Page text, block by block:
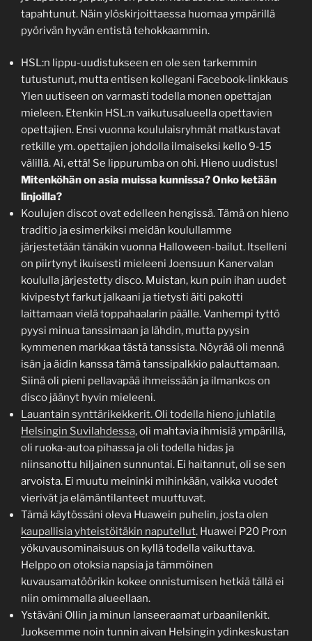
tapahtunut. Näin ylöskirjoittaessa huomaa ympärillä
pyörivän hyvän entistä tehokkaammin.
HSL:n lippu-uudistukseen en ole sen tarkemmin
tutustunut, mutta entisen kollegani Facebook-linkkaus
Ylen uutiseen on varmasti todella monen opettajan
mieleen. Etenkin HSL:n vaikutusalueella opettavien
opettajien. Ensi vuonna koululaisryhmät matkustavat
retkille ym. opettajien johdolla ilmaiseksi kello 9-15
välillä. Ai, että! Se lippurumba on ohi. Hieno uudistus!
Mitenköhän on asia muissa kunnissa? Onko ketään
linjoilla?
Koulujen discot ovat edelleen hengissä. Tämä on hieno
traditio ja esimerkiksi meidän koulullamme
järjestetään tänäkin vuonna Halloween-bailut. Itselleni
on piirtynyt ikuisesti mieleeni Joensuun Kanervalan
koululla järjestetty disco. Muistan, kun puin ihan uudet
kivipestyt farkut jalkaani ja tietysti äiti pakotti
laittamaan vielä toppahaalarin päälle. Vanhempi tyttö
pyysi minua tanssimaan ja lähdin, mutta pyysin
kymmenen markkaa tästä tanssista. Nöyrää oli mennä
isän ja äidin kanssa tämä tanssipalkkio palauttamaan.
Siinä oli pieni pellavapää ihmeissään ja ilmankos on
disco jäänyt hyvin mieleeni.
Lauantain synttärikekkerit. Oli todella hieno juhlatila
Helsingin Suvilahdessa, oli mahtavia ihmisiä ympärillä,
oli ruoka-autoa pihassa ja oli todella hidas ja
niinsanottu hiljainen sunnuntai. Ei haitannut, oli se sen
arvoista. Ei muutu meininki mihinkään, vaikka vuodet
vierivät ja elämäntilanteet muuttuvat.
Tämä käytössäni oleva Huawein puhelin, josta olen
kaupallisia yhteistöitäkin naputellut. Huawei P20 Pro:n
yökuvausominaisuus on kyllä todella vaikuttava.
Helppo on otoksia napsia ja tämmöinen
kuvausamatöörikin kokee onnistumisen hetkiä tällä ei
niin omimmalla alueellaan.
Ystäväni Ollin ja minun lanseeraamat urbaanilenkit.
Juoksemme noin tunnin aivan Helsingin ydinkeskustan